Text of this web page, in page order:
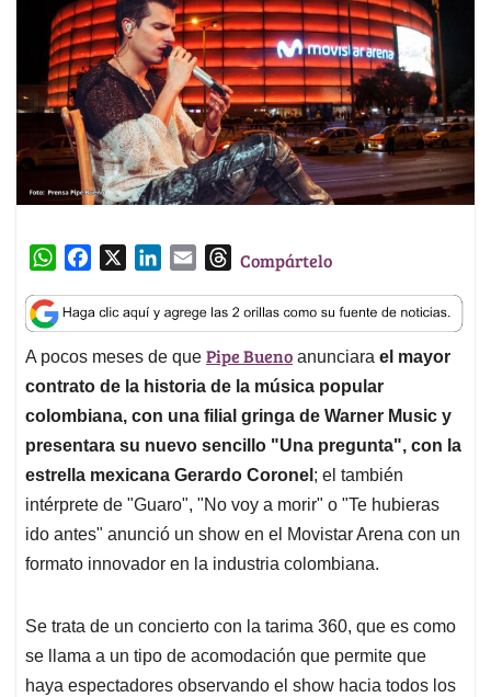
W
a
t
s
A
p
p
c
e
b
o
o
k
n
k
e
d
I
n
a
i
l
T
r
e
a
d
s
Compártelo
A pocos meses de que Pipe Bueno anunciara el mayor
contrato de la historia de la música popular
colombiana, con una filial gringa de Warner Music y
presentara su nuevo sencillo "Una pregunta", con la
estrella mexicana Gerardo Coronel ; el también
intérprete de "Guaro", "No voy a morir" o "Te hubieras
ido antes" anunció un show en el Movistar Arena con un
formato innovador en la industria colombiana.
Se trata de un concierto con la tarima 360, que es como
se llama a un tipo de acomodación que permite que
haya espectadores observando el show hacia todos los